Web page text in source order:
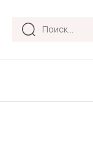
Products
search